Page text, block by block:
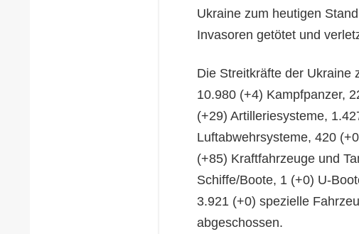
Ukraine zum heutigen
Invasoren getötet und
Die Streitkräfte der Ukraine
10.980 (+4) Kampfpanzer,
(+29) Artilleriesysteme,
Luftabwehrsysteme, 420
(+85) Kraftfahrzeuge und
Schiffe/Boote, 1 (+0) U-
3.921 (+0) spezielle
abgeschossen.